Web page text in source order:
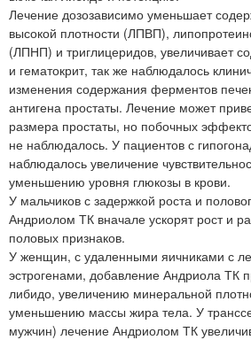
Лечение дозозависимо уменьшает
высокой плотности (ЛПВП),
(ЛПНП) и триглицеридов, увеличивает
и гематокрит, так же наблюдалось
изменения содержания ферментов
антигена простаты. Лечение может
размера простаты, но побочных
не наблюдалось. У пациентов с
наблюдалось увеличение
уменьшению уровня глюкозы в крови.
У мальчиков с задержкой роста и
Андриолом ТК вначале ускорят рост и
половых признаков.
У женщин, с удаленными яичниками с
эстрогенами, добавление Андриола ТК
либидо, увеличению минеральной
уменьшению массы жира тела. У
мужчин) лечение Андриолом ТК